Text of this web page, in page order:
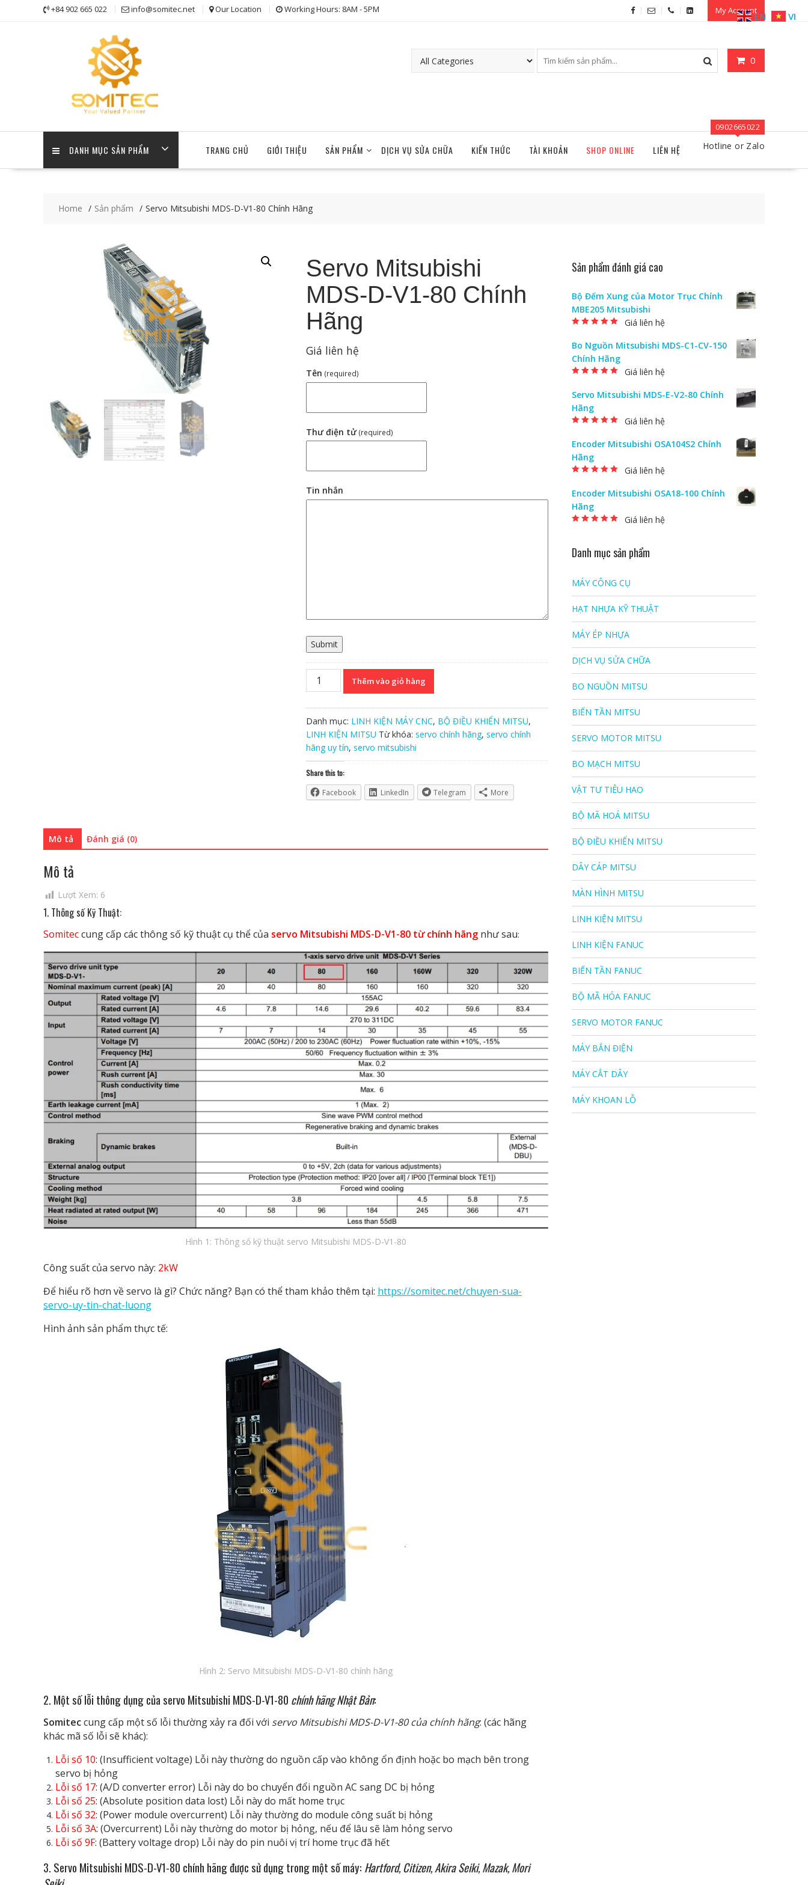
+84 902 665 022 info@somitec.net Our Location Working Hours: 8AM - 5PM My Account
0
DANH MỤC SẢN PHẨM TRANG CHỦ GIỚI THIỆU SẢN PHẨM DỊCH VỤ SỬA CHỮA KIẾN THỨC TÀI KHOẢN SHOP ONLINE LIÊN HỆ
0902665022
Hotline or Zalo
Home Sản phẩm Servo Mitsubishi MDS-D-V1-80 Chính Hãng
Servo Mitsubishi
MDS-D-V1-80 Chính
Hãng
Giá liên hệ
Tên (required)
Thư điện tử (required)
Tin nhắn
Submit
Servo
Mitsubishi
V1-
80
Chính
Hãng
lượng
Thêm vào giỏ hàng
Danh mục: LINH KIỆN MÁY CNC, BỘ ĐIỀU KHIỂN MITSU,
LINH KIỆN MITSU Từ khóa: servo chính hãng, servo chính
hãng uy tín, servo mitsubishi
Share this to:
Facebook
LinkedIn Telegram More
Mô tả Đánh giá (0)
Mô tả
Lượt Xem: 6
1. Thông số Kỹ Thuật:
Somiteccung cấp các thông số kỹ thuật cụ thể của servo Mitsubishi MDS-D-V1-80 từ chính hãng như sau:
Hình 1: Thông số kỹ thuật servo Mitsubishi MDS-D-V1-80
Công suất của servo này: 2kW
Để hiểu rõ hơn về servo là gì? Chức năng? Bạn có thể tham khảo thêm tại: https://somitec.net/chuyen-sua-
servo-uy-tin-chat-luong
Hình ảnh sản phẩm thực tế:
Hình 2: Servo Mitsubishi MDS-D-V1-80 chính hãng
2. Một số lỗi thông dụng của servo Mitsubishi MDS-D-V1-80 chính hãng Nhật Bản:
Somiteccung cấp một số lỗi thường xảy ra đối với servo Mitsubishi MDS-D-V1-80 của chính hãng: (các hãng
khác mã số lỗi sẽ khác):
Lỗi số 10: (Insufficient voltage) Lỗi này thường do nguồn cấp vào không ổn định hoặc bo mạch bên trong
servo bị hỏng
Lỗi số 17: (A/D converter error) Lỗi này do bo chuyển đổi nguồn AC sang DC bị hỏng
Lỗi số 25: (Absolute position data lost) Lỗi này do mất home trục
Lỗi số 32: (Power module overcurrent) Lỗi này thường do module công suất bị hỏng
Lỗi số 3A: (Overcurrent) Lỗi này thường do motor bị hỏng, nếu để lâu sẽ làm hỏng servo
Lỗi số 9F: (Battery voltage drop) Lỗi này do pin nuôi vị trí home trục đã hết
3. Servo Mitsubishi MDS-D-V1-80 chính hãng được sử dụng trong một số máy: Hartford, Citizen, Akira Seiki, Mazak, Mori
Sản phẩm đánh giá cao
Bộ Đếm Xung của Motor Trục Chính
MBE205 Mitsubishi
Giá liên hệ
Bo Nguồn Mitsubishi MDS-C1-CV-150
Chính Hãng
Giá liên hệ
Servo Mitsubishi MDS-E-V2-80 Chính
Hãng
Giá liên hệ
Encoder Mitsubishi OSA104S2 Chính
Hãng
Giá liên hệ
Encoder Mitsubishi OSA18-100 Chính
Hãng
Giá liên hệ
Danh mục sản phẩm
MÁY CÔNG CỤ
HẠT NHỰA KỸ THUẬT
MÁY ÉP NHỰA
DỊCH VỤ SỬA CHỮA
BO NGUỒN MITSU
BIẾN TẦN MITSU
SERVO MOTOR MITSU
BO MẠCH MITSU
VẬT TƯ TIÊU HAO
BỘ MÃ HOÁ MITSU
BỘ ĐIỀU KHIỂN MITSU
DÂY CÁP MITSU
MÀN HÌNH MITSU
LINH KIỆN MITSU
LINH KIỆN FANUC
BIẾN TẦN FANUC
BỘ MÃ HÓA FANUC
SERVO MOTOR FANUC
MÁY BẮN ĐIỆN
MÁY CẮT DÂY
MÁY KHOAN LỖ
EN VI